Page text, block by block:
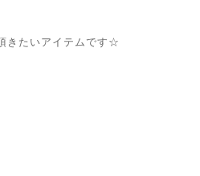
きたいアイテムです☆